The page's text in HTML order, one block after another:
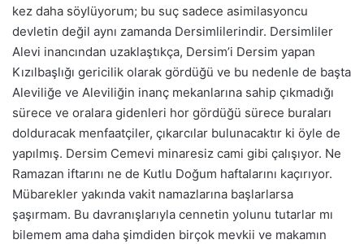
kez daha söylüyorum; bu suç sadece asimilasyoncu
devletin değil aynı zamanda Dersimlilerindir. Dersimliler
Alevi inancından uzaklaştıkça, Dersim’i Dersim yapan
Kızılbaşlığı gericilik olarak gördüğü ve bu nedenle de başta
Aleviliğe ve Aleviliğin inanç mekanlarına sahip çıkmadığı
sürece ve oralara gidenleri hor gördüğü sürece buraları
dolduracak menfaatçiler, çıkarcılar bulunacaktır ki öyle de
yapılmış. Dersim Cemevi minaresiz cami gibi çalışıyor. Ne
Ramazan iftarını ne de Kutlu Doğum haftalarını kaçırıyor.
Mübarekler yakında vakit namazlarına başlarlarsa
şaşırmam. Bu davranışlarıyla cennetin yolunu tutarlar mı
bilemem ama daha şimdiden birçok mevkii ve makamın